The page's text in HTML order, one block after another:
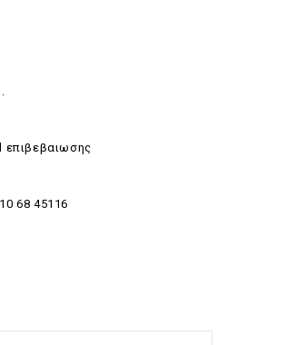
επιβεβαιωσης
68 45116